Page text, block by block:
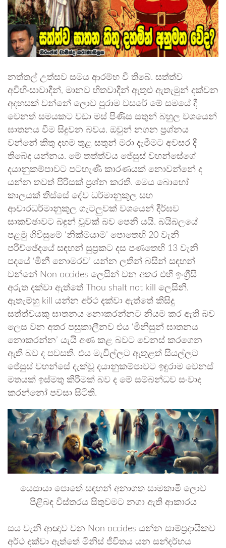
නත්තල් උත්සව සමය ආරම්භ වී තිබේ. සත්ත්ව
අවිහිංසාවාදීන්, මානව හිතවාදීන් ඇතුළු ඇතැමුන් දක්වන
අදහසක් වන්නේ ලොව පුරාම වසරේ මේ සමයේ දී
වෙනත් සමයකට වඩා මස් පිණිස සතුන් බහුල වශයෙන්
ඝාතනය වීම සිදුවන බවය. ඔවුන් නගන ප්‍රශ්නය
වන්නේ කිතු දහම තුළ සතුන් මරා දැමීමට අවසර දී
තිබේද යන්නය. මේ තත්ත්වය ජේසුස් වහන්සේගේ
දයානුකම්පාවට පටහැණි කාරණයක් නොවන්නේ ද
යන්න තවත් පිරිසක් ප්‍රශ්න කරති. මෙය බොහෝ
කාලයක් තිස්සේ දේව ධර්මානුකූල සහ
ආචාරධර්මානුකූල ගැටලුවක් වශයෙන් දීර්ඝව
සාකච්ඡාවට බඳුන් වූවක් බව පෙනී යයි. බයිබලයේ
පළමු ගිවිසුමේ ‘නික්මයාම’ පොතෙහි 20 වැනි
පරිච්ඡේදයේ සඳහන් සුප්‍රකට දස පණතෙහි 13 වැනි
පදයේ ‘මිනී නොමරව’ යන්න ලතින් බසින් සඳහන්
වන්නේ Non occides ලෙසින් වන අතර එහි ඉංග්‍රීසි
අරුත දක්වා ඇත්තේ Thou shalt not kill ලෙසිනි.
ඇතැම්හු kill යන්න අර්ථ දක්වා ඇත්තේ කිසිදු
සත්ත්වයකු ඝාතනය නොකරන්නට නියම කර ඇති බව
ලෙස වන අතර පසුකාලීනව එය ‘මිනිසුන් ඝාතනය
නොකරන්න’ යැයි අණ කළ බවට වෙනස් කරගෙන
ඇති බව ද පවසති. එය මැවිල්ලට ඇතුළත් සියල්ලට
ජේසුස් වහන්සේ දැක්වූ දයානුකම්පාවට ඉඳුරාම වෙනස්
මතයක් ඉස්මතු කිරීමක් බව ද මේ සම්බන්ධව සංවාද
කරන්නෝ පවසා සිටිති.
යෙසායා පොතේ සඳහන් අනාගත සාමකාමී ලොව
පිළිබඳ විස්තරය සිතුවමට නගා ඇති ආකාරය
සය වැනි ආඥාව වන Non occides යන්න සාම්ප්‍රදායිකව
අර්ථ දක්වා ඇත්තේ මිනිස් ජීවිතය යන සන්දර්භය